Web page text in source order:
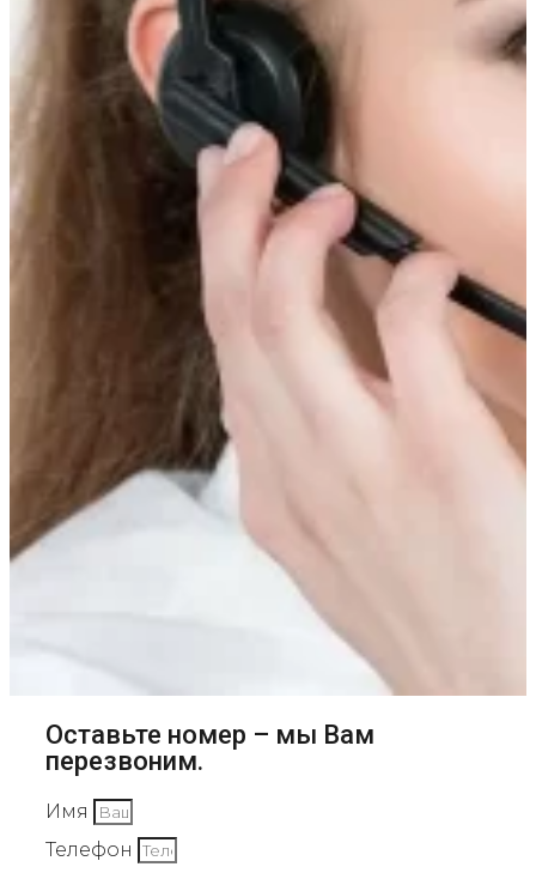
Оставьте номер – мы Вам
перезвоним.
Имя
Телефон